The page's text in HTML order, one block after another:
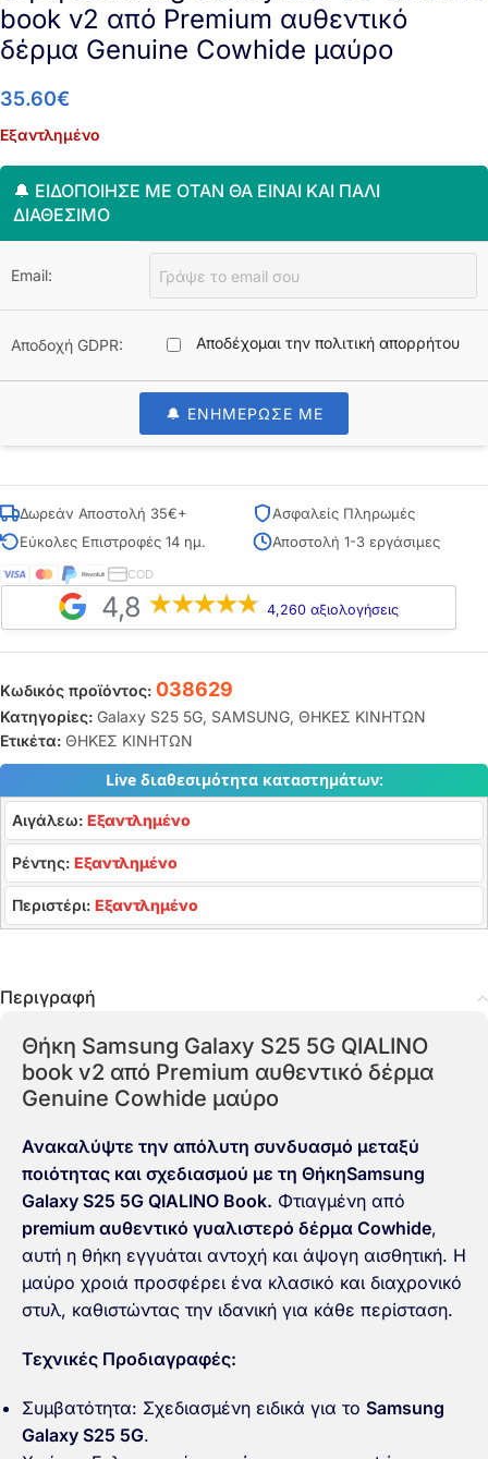
book v2 από Premium αυθεντικό
δέρμα Genuine Cowhide μαύρο
35.60€
Εξαντλημένο
🔔 ΕΙΔΟΠΟΊΗΣΈ ΜΕ ΌΤΑΝ ΘΑ ΕΊΝΑΙ ΚΑΙ ΠΆΛΙ
ΔΙΑΘΈΣΙΜΟ
Email:
Αποδοχή GDPR: Αποδέχομαι την πολιτική απορρήτου
🔔 ΕΝΗΜΕΡΩΣΕ ΜΕ
Δωρεάν Αποστολή 35€+
Ασφαλείς Πληρωμές
Εύκολες Επιστροφές 14 ημ.
Αποστολή 1-3 εργάσιμες
COD
4,8 4,260 αξιολογήσεις
Κωδικός προϊόντος: 038629
Κατηγορίες: Galaxy S25 5G, SAMSUNG, ΘΗΚΕΣ ΚΙΝΗΤΩΝ
Ετικέτα: ΘΗΚΕΣ ΚΙΝΗΤΩΝ
Live διαθεσιμότητα καταστημάτων:
Αιγάλεω: Εξαντλημένο
Ρέντης: Εξαντλημένο
Περιστέρι: Εξαντλημένο
Περιγραφή
Θήκη Samsung Galaxy S25 5G QIALINO
book v2 από Premium αυθεντικό δέρμα
Genuine Cowhide μαύρο
Ανακαλύψτε την απόλυτη συνδυασμό μεταξύ
ποιότητας και σχεδιασμού με τη ΘήκηSamsung
Galaxy S25 5G QIALINO Book. Φτιαγμένη από
premium αυθεντικό γυαλιστερό δέρμα Cowhide,
αυτή η θήκη εγγυάται αντοχή και άψογη αισθητική. Η
μαύρο χροιά προσφέρει ένα κλασικό και διαχρονικό
στυλ, καθιστώντας την ιδανική για κάθε περίσταση.
Τεχνικές Προδιαγραφές:
Συμβατότητα: Σχεδιασμένη ειδικά για το Samsung
Galaxy S25 5G.